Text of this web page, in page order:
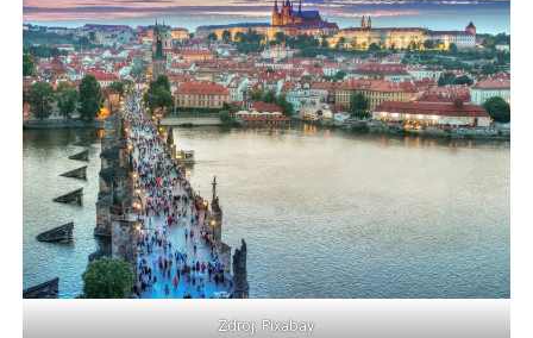
Zdroj: Pixabay